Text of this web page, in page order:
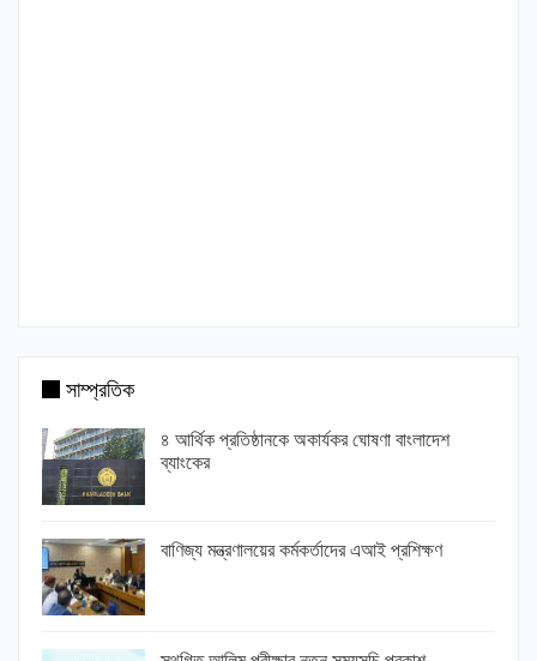
সাম্প্রতিক
৪ আর্থিক প্রতিষ্ঠানকে অকার্যকর ঘোষণা বাংলাদেশ
ব্যাংকের
বাণিজ্য মন্ত্রণালয়ের কর্মকর্তাদের এআই প্রশিক্ষণ